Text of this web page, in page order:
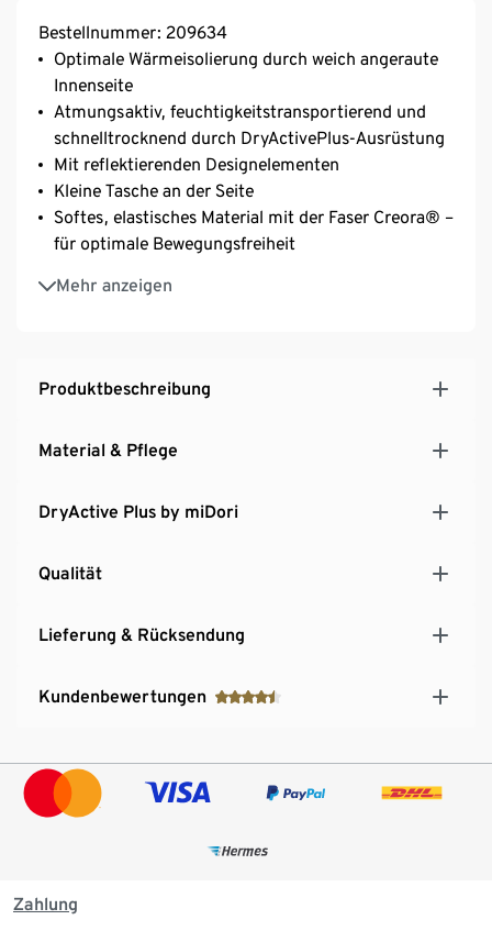
Bestellnummer: 209634
Optimale Wärmeisolierung durch weich angeraute
Innenseite
Atmungsaktiv, feuchtigkeitstransportierend und
schnelltrocknend durch DryActivePlus-Ausrüstung
Mit reflektierenden Designelementen
Kleine Tasche an der Seite
Softes, elastisches Material mit der Faser Creora® –
für optimale Bewegungsfreiheit
Mehr anzeigen
Stehkragen mit halblangem Reißverschluss und
Produktbeschreibung
Material & Pflege
DryActive Plus by miDori
Qualität
Lieferung & Rücksendung
Kundenbewertungen
Zahlung